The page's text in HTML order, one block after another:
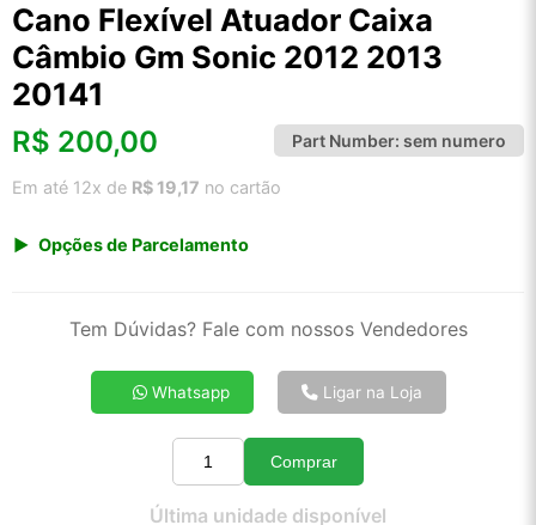
Cano Flexível Atuador Caixa
Câmbio Gm Sonic 2012 2013
20141
R$ 200,00 Part Number: sem numero
Em até 12x de R$ 19,17 no cartão
Opções de Parcelamento
2x de R$ 107,20
4x de R$ 54,38
5x de R$ 43,80
Tem Dúvidas? Fale com nossos Vendedores
Whatsapp Ligar na Loja
Quantidade
Comprar
Última unidade disponível